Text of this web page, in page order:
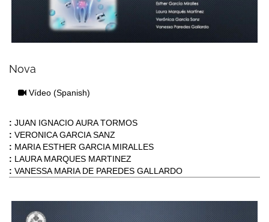
Nova
Vídeo (Spanish)
: JUAN IGNACIO AURA TORMOS
: VERONICA GARCIA SANZ
: MARIA ESTHER GARCIA MIRALLES
: LAURA MARQUES MARTINEZ
: VANESSA MARIA DE PAREDES GALLARDO